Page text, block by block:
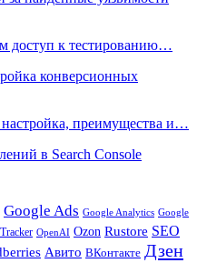
доступ к тестированию…
конверсионных
настройка, преимущества и…
в Search Console
Google Ads Google Analytics Google
OpenAI Ozon Rustore SEO
Авито ВКонтакте Дзен